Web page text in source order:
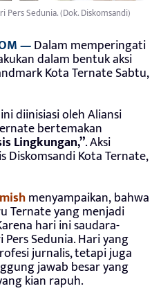
Pers Sedunia. (Dok. Diskomsandi)
—Dalam memperingati
dalam bentuk aksi
Kota Ternate Sabtu,
diinisiasi oleh Aliansi
bertemakan
Lingkungan,”. Aksi
Kota Ternate,
menyampaikan, bahwa
Ternate yang menjadi
hari ini saudara-
Sedunia. Hari yang
jurnalis, tetapi juga
jawab besar yang
kian rapuh.